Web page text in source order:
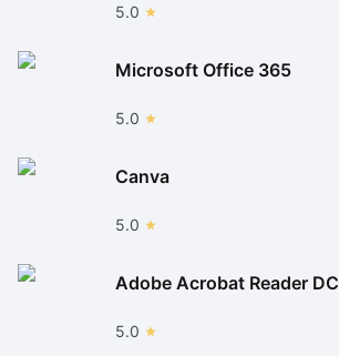
5.0
Microsoft Office 365
5.0
Canva
5.0
Adobe Acrobat Reader DC
5.0